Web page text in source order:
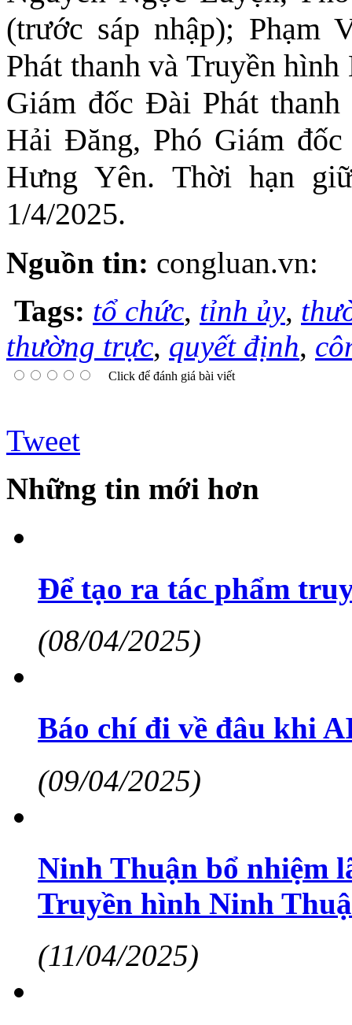
(trước sáp nhập); Phạm
Phát thanh và Truyền
Giám đốc Đài Phát
Hải Đăng, Phó Giám
Hưng Yên. Thời hạn
1/4/2025.
Nguồn tin: congluan.vn:
Tags: tổ chức, tỉnh ủy,
thường trực, quyết định,
Click để đánh giá bài viết
Tweet
Những tin mới hơn
Để tạo ra tác phẩm
(08/04/2025)
Báo chí đi về đâu khi
(09/04/2025)
Ninh Thuận bổ nhiệm
Truyền hình Ninh
(11/04/2025)